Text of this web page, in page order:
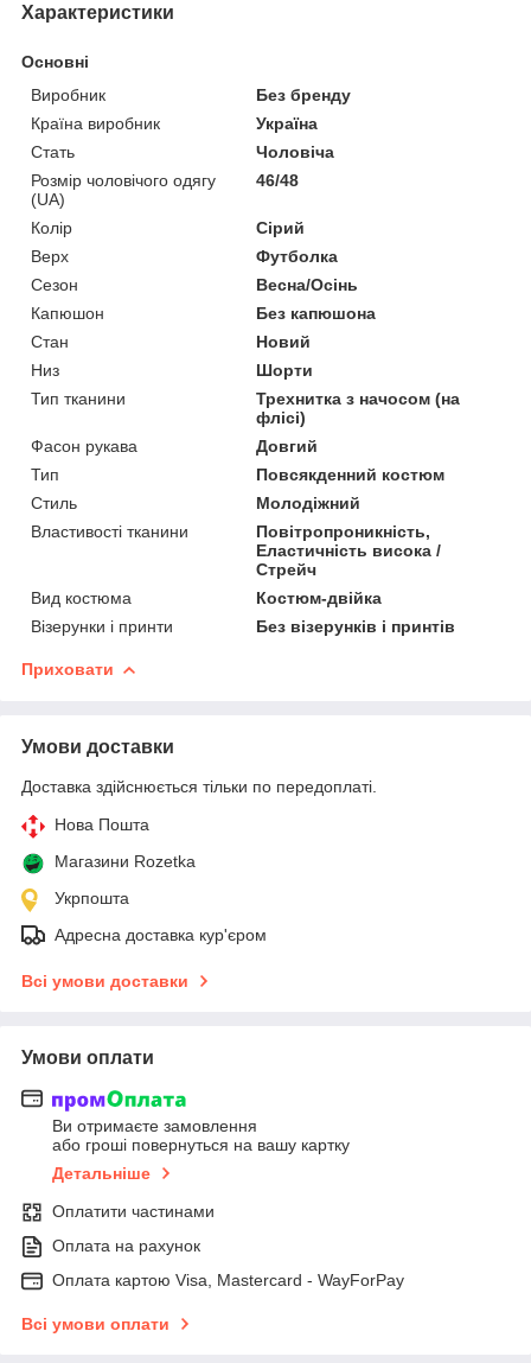
Характеристики
Основні
Виробник
Без бренду
Країна виробник
Україна
Стать
Чоловіча
Розмір чоловічого одягу
(UA)
46/48
Колір
Сірий
Верх
Футболка
Сезон
Весна/Осінь
Капюшон
Без капюшона
Стан
Новий
Низ
Шорти
Тип тканини
Трехнитка з начосом (на
флісі)
Фасон рукава
Довгий
Тип
Повсякденний костюм
Стиль
Молодіжний
Властивості тканини
Повітропроникність,
Еластичність висока /
Стрейч
Вид костюма
Костюм-двійка
Візерунки і принти
Без візерунків і принтів
Приховати
Умови доставки
Доставка здійснюється тільки по передоплаті.
Нова Пошта
Магазини Rozetka
Укрпошта
Адресна доставка кур'єром
Всі умови доставки
Умови оплати
Ви отримаєте замовлення
або гроші повернуться на вашу картку
Детальніше
Оплатити частинами
Оплата на рахунок
Оплата картою Visa, Mastercard - WayForPay
Всі умови оплати